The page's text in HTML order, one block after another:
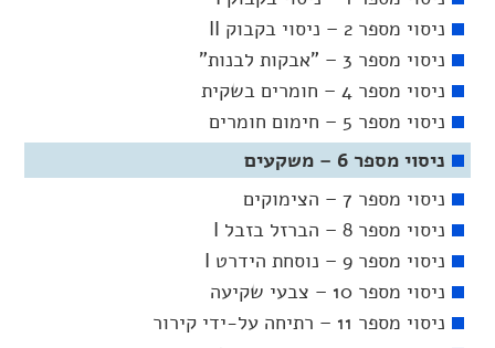
ניסוי מספר 2 – ניסוי בקבוק II
ניסוי מספר 3 – "אבקות לבנות"
ניסוי מספר 4 – חומרים בשקית
ניסוי מספר 5 – חימום חומרים
ניסוי מספר 6 – משקעים
ניסוי מספר 7 – הצימוקים
ניסוי מספר 8 – הברזל בזבל I
ניסוי מספר 9 – נוסחת הידרט I
ניסוי מספר 10 – צבעי שקיעה
ניסוי מספר 11 – רתיחה על-ידי קירור